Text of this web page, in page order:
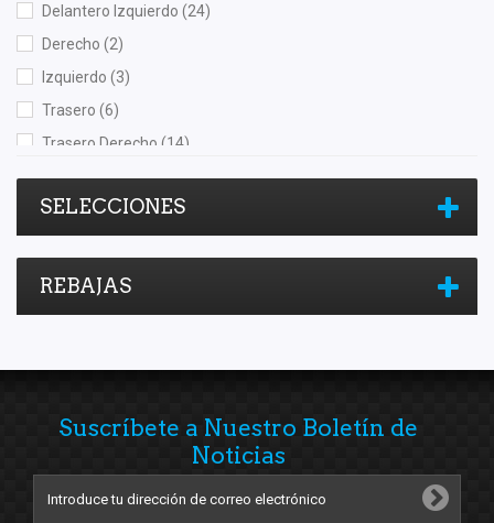
Delantero Izquierdo (24)
Derecho (2)
Izquierdo (3)
Trasero (6)
Trasero Derecho (14)
Trasero Izquierdo(13)
SELECCIONES
REBAJAS
Suscríbete a Nuestro Boletín de
Noticias